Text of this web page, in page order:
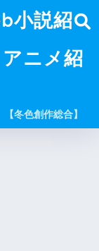
小説紹
ニメ紹
【冬色創作総合】